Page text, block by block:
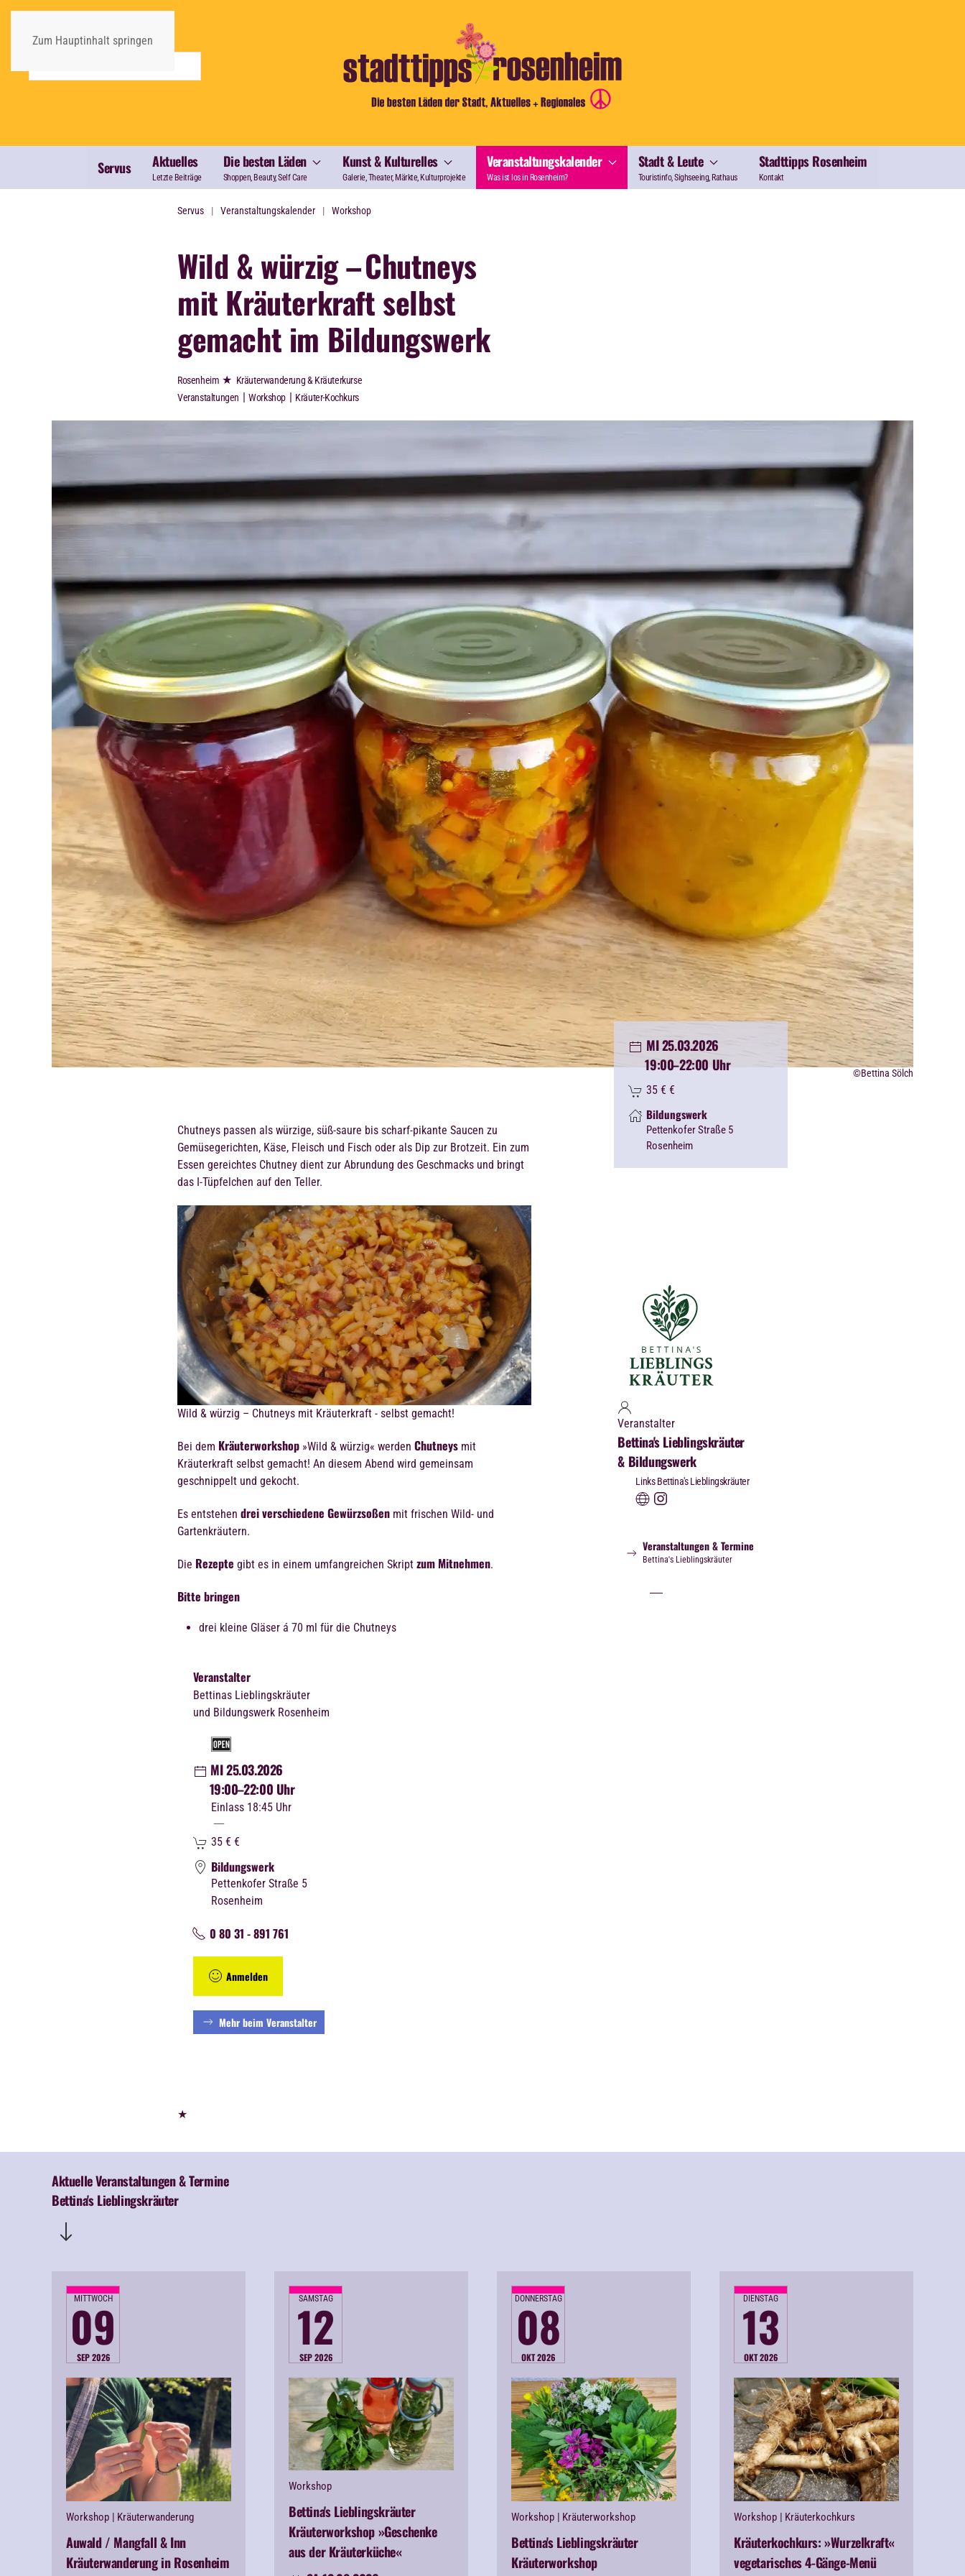
Zum Hauptinhalt springen
Servus Aktuelles
Letzte Beiträge
Die besten Läden
Shoppen, Beauty, Self Care
Kunst & Kulturelles
Galerie, Theater, Märkte, Kulturprojekte
Veranstaltungskalender
Was ist los in Rosenheim?
Stadt & Leute
Touristinfo, Sighseeing, Rathaus
Stadttipps Rosenheim
Kontakt
Servus Veranstaltungskalender Workshop
Wild & würzig –Chutneys
mit Kräuterkraft selbst
gemacht im Bildungswerk
Rosenheim ★ Kräuterwanderung & Kräuterkurse
Veranstaltungen | Workshop | Kräuter-Kochkurs
©Bettina Sölch
Chutneys passen als würzige, süß-saure bis scharf-pikante Saucen zu
Gemüsegerichten, Käse, Fleisch und Fisch oder als Dip zur Brotzeit. Ein zum
Essen gereichtes Chutney dient zur Abrundung des Geschmacks und bringt
das I-Tüpfelchen auf den Teller.
Wild & würzig – Chutneys mit Kräuterkraft - selbst gemacht!
Bei dem Kräuterworkshop »Wild & würzig« werden Chutneys mit
Kräuterkraft selbst gemacht! An diesem Abend wird gemeinsam
geschnippelt und gekocht.
Es entstehen drei verschiedene Gewürzsoßen mit frischen Wild- und
Gartenkräutern.
Die Rezepte gibt es in einem umfangreichen Skript zum Mitnehmen.
Bitte bringen
drei kleine Gläser á 70 ml für die Chutneys
Veranstalter
Bettinas Lieblingskräuter
und Bildungswerk Rosenheim
MI 25.03.2026
19:00–22:00 Uhr
Einlass 18:45 Uhr
35 € €
Bildungswerk
Pettenkofer Straße 5
Rosenheim
0 80 31 - 891 761
Anmelden
Mehr beim Veranstalter
★
MI 25.03.2026
19:00–22:00 Uhr
35 € €
Bildungswerk
Pettenkofer Straße 5
Rosenheim
Veranstalter
Bettina's Lieblingskräuter
& Bildungswerk
Links Bettina's Lieblingskräuter
Veranstaltungen & Termine
Bettina's Lieblingskräuter
Aktuelle Veranstaltungen & Termine
Bettina's Lieblingskräuter
MITTWOCH
09
SEP 2026
Workshop | Kräuterwanderung
Auwald / Mangfall & Inn
Kräuterwanderung in Rosenheim
SAMSTAG
12
SEP 2026
Workshop
Bettina's Lieblingskräuter
Kräuterworkshop »Geschenke
aus der Kräuterküche«
DONNERSTAG
08
OKT 2026
Workshop | Kräuterworkshop
Bettina's Lieblingskräuter
Kräuterworkshop
DIENSTAG
13
OKT 2026
Workshop | Kräuterkochkurs
Kräuterkochkurs: »Wurzelkraft«
vegetarisches 4-Gänge-Menü